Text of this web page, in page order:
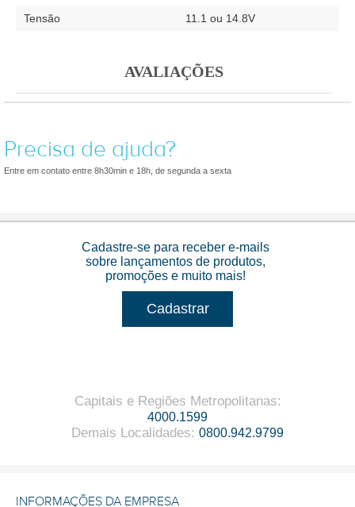
Tensão
11.1 ou 14.8V
AVALIAÇÕES
Precisa de ajuda?
Entre em contato entre 8h30min e 18h, de segunda a sexta
Cadastre-se para receber e-mails
sobre lançamentos de produtos,
promoções e muito mais!
Cadastrar
Capitais e Regiões Metropolitanas:
4000.1599
Demais Localidades: 0800.942.9799
INFORMAÇÕES DA EMPRESA